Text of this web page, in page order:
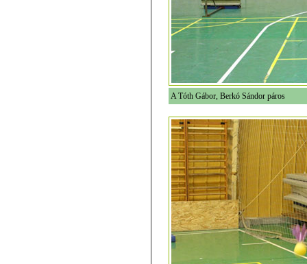
A Tóth Gábor, Berkó Sándor páros